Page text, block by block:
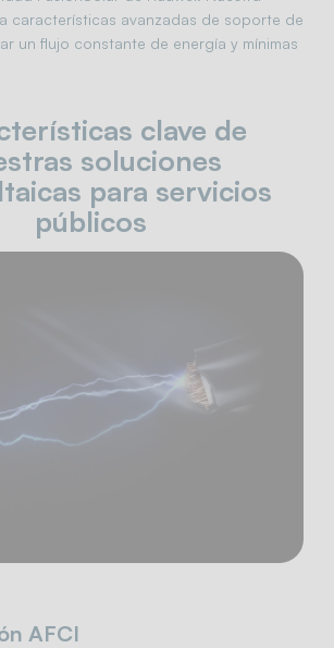
características avanzadas de soporte de
un flujo constante de energía y mínimas
clave de
soluciones
para servicios
públicos
AFCI